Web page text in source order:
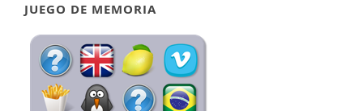
JUEGO DE MEMORIA